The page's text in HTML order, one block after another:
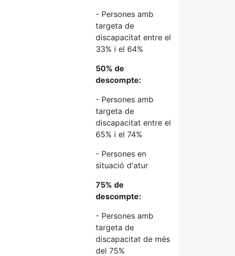
- Persones amb
targeta de
discapacitat entre el
33% i el 64%
50% de
descompte:
- Persones amb
targeta de
discapacitat entre el
65% i el 74%
- Persones en
situació d'atur
75% de
descompte:
- Persones amb
targeta de
discapacitat de més
del 75%